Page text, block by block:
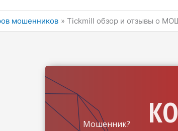
мошенников Tickmill обзор и отзывы о
Мошенник?